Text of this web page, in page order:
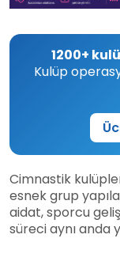
1200+
Kulüp
Cimnastik
esnek grup
aidat, sporcu
süreci aynı anda